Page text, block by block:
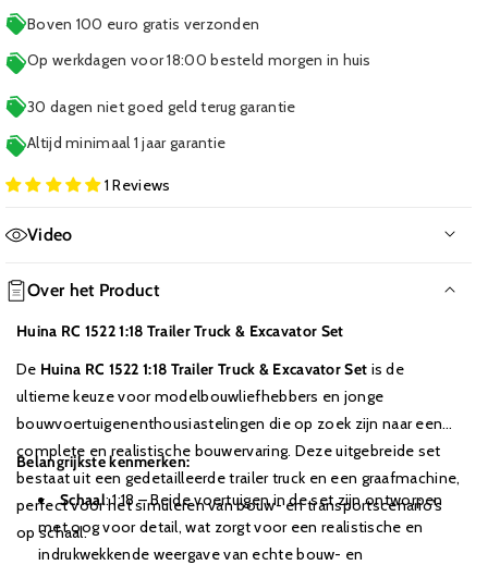
Boven 100 euro gratis verzonden
Op werkdagen voor 18:00 besteld morgen in huis
30 dagen niet goed geld terug garantie
Altijd minimaal 1 jaar garantie
1 Reviews
Video
Geen film beschikbaar
Over het Product
Huina RC 1522 1:18 Trailer Truck & Excavator Set
De Huina RC 1522 1:18 Trailer Truck & Excavator Set is de
ultieme keuze voor modelbouwliefhebbers en jonge
bouwvoertuigenenthousiastelingen die op zoek zijn naar een
complete en realistische bouwervaring. Deze uitgebreide set
bestaat uit een gedetailleerde trailer truck en een graafmachine,
perfect voor het simuleren van bouw- en transportscenario's
op schaal.
Belangrijkste kenmerken:
Schaal: 1:18 – Beide voertuigen in de set zijn ontworpen
met oog voor detail, wat zorgt voor een realistische en
indrukwekkende weergave van echte bouw- en